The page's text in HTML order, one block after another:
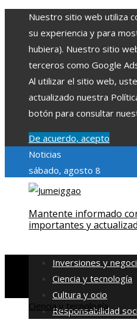
Nuestro sitio web utiliza
su experiencia y para
hubiera). Nuestro sitio
terceros como Google
Al utilizar el sitio web,
actualizado nuestra
botón para consultar
De acuerdo, acepto
Noticias
sábado, agosto 8
Mantente informado
importantes y
Inversiones y
Ciencia y tecnología
Cultura y ocio
Responsabilidad
Ciencia y tecnología